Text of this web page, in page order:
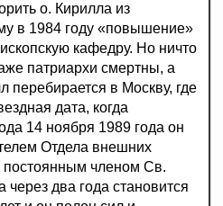
о. Кирилла из
в 1984 году «повышение»
кафедру. Но ничто
патриархи смертны, а
перебирается в Москву, где
дата, когда
14 ноября 1989 года он
Отдела внешних
членом Св.
два года становится